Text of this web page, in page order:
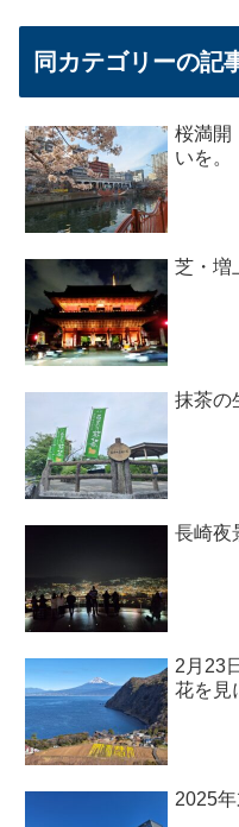
同カテゴリーの記
桜満開
いを。
芝・増
抹茶の
長崎夜
2月23
花を見
2025